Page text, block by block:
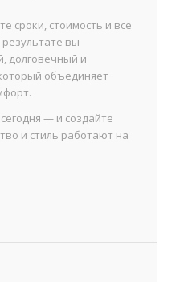
сроки, стоимость и все
вы
долговечный и
объединяет
— и создайте
и стиль работают на